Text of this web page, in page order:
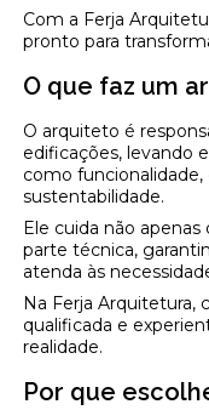
Com a Ferja
pronto para
O que faz um
O arquiteto é
edificações, levando
como
sustentabilidade.
Ele cuida não
parte técnica,
atenda às
Na Ferja Arquitetura,
qualificada e
realidade.
Por que